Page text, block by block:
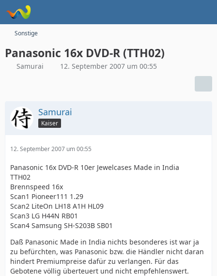
Sonstige
Panasonic 16x DVD-R (TTH02)
Samurai 12. September 2007 um 00:55
Samurai
Kaiser
12. September 2007 um 00:55
Panasonic 16x DVD-R 10er Jewelcases Made in India
TTH02
Brennspeed 16x
Scan1 Pioneer111 1.29
Scan2 LiteOn LH18 A1H HL09
Scan3 LG H44N RB01
Scan4 Samsung SH-S203B SB01
Daß Panasonic Made in India nichts besonderes ist war ja
zu befürchten, was Panasonic bzw. die Händler nicht daran
hindert Premiumpreise dafür zu verlangen. Für das
Gebotene völlig überteuert und nicht empfehlenswert.